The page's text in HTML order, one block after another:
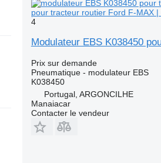
pour tracteur routier Ford F-MAX |
4
Modulateur EBS K038450
Prix sur demande
Pneumatique - modulateur EBS
K038450
Portugal, ARGONCILHE
Manaiacar
Contacter le vendeur